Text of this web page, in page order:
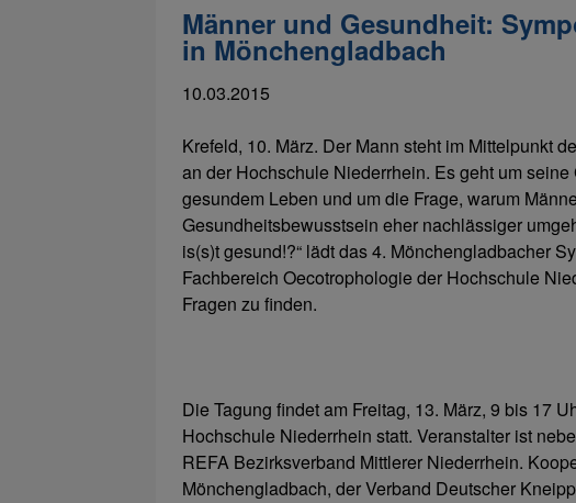
Männer und Gesundheit:
in Mönchengladbach
10.03.2015
Krefeld, 10. März. Der Mann steht im Mittelpunkt
an der Hochschule Niederrhein. Es geht um
gesundem Leben und um die Frage, warum
Gesundheitsbewusstsein eher nachlässiger
is(s)t gesund!?“ lädt das 4. Mönchengladbacher
Fachbereich Oecotrophologie der Hochschule
Fragen zu finden.
Die Tagung findet am Freitag, 13. März, 9 bis 17
Hochschule Niederrhein statt. Veranstalter ist
REFA Bezirksverband Mittlerer Niederrhein.
Mönchengladbach, der Verband Deutscher